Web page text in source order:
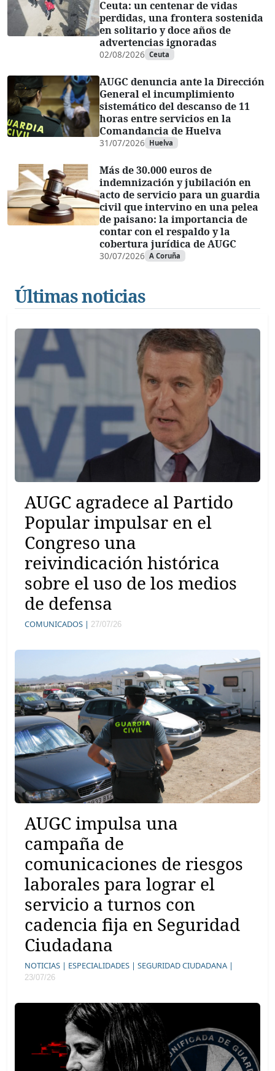
Ceuta: un centenar de vidas
perdidas, una frontera sostenida
en solitario y doce años de
advertencias ignoradas
02/08/2026 Ceuta
AUGC denuncia ante la Dirección
General el incumplimiento
sistemático del descanso de 11
horas entre servicios en la
Comandancia de Huelva
31/07/2026 Huelva
Más de 30.000 euros de
indemnización y jubilación en
acto de servicio para un guardia
civil que intervino en una pelea
de paisano: la importancia de
contar con el respaldo y la
cobertura jurídica de AUGC
30/07/2026 A Coruña
Últimas noticias
AUGC agradece al Partido
Popular impulsar en el
Congreso una
reivindicación histórica
sobre el uso de los medios
de defensa
COMUNICADOS | 27/07/26
AUGC impulsa una
campaña de
comunicaciones de riesgos
laborales para lograr el
servicio a turnos con
cadencia fija en Seguridad
Ciudadana
NOTICIAS | ESPECIALIDADES | SEGURIDAD CIUDADANA |
23/07/26